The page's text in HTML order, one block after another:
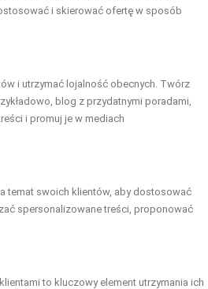
i skierować ofertę w sposób
i utrzymać lojalność obecnych. Twórz
blog z przydatnymi poradami,
i promuj je w mediach
temat swoich klientów, aby dostosować
spersonalizowane treści, proponować
to kluczowy element utrzymania ich